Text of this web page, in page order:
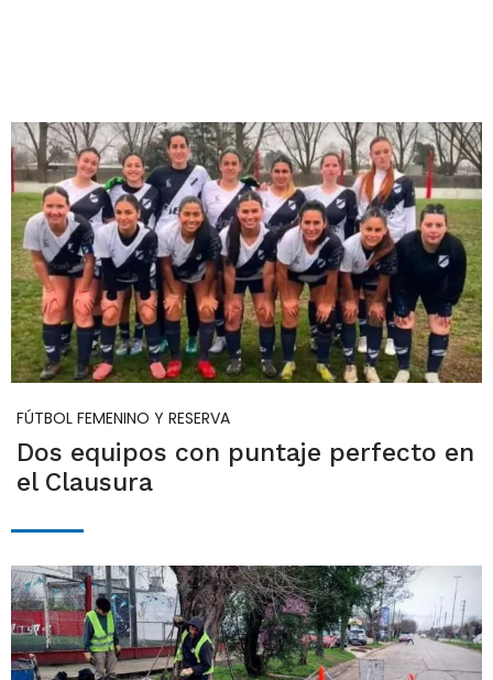
FÚTBOL FEMENINO Y RESERVA
Dos equipos con puntaje perfecto en
el Clausura